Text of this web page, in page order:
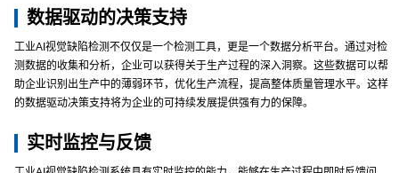
数据驱动的决策支持
工业AI视觉缺陷检测不仅仅是一个检测工具，更是一个数据分析平台。通过对检
测数据的收集和分析，企业可以获得关于生产过程的深入洞察。这些数据可以帮
助企业识别出生产中的薄弱环节，优化生产流程，提高整体质量管理水平。这样
的数据驱动决策支持将为企业的可持续发展提供强有力的保障。
实时监控与反馈